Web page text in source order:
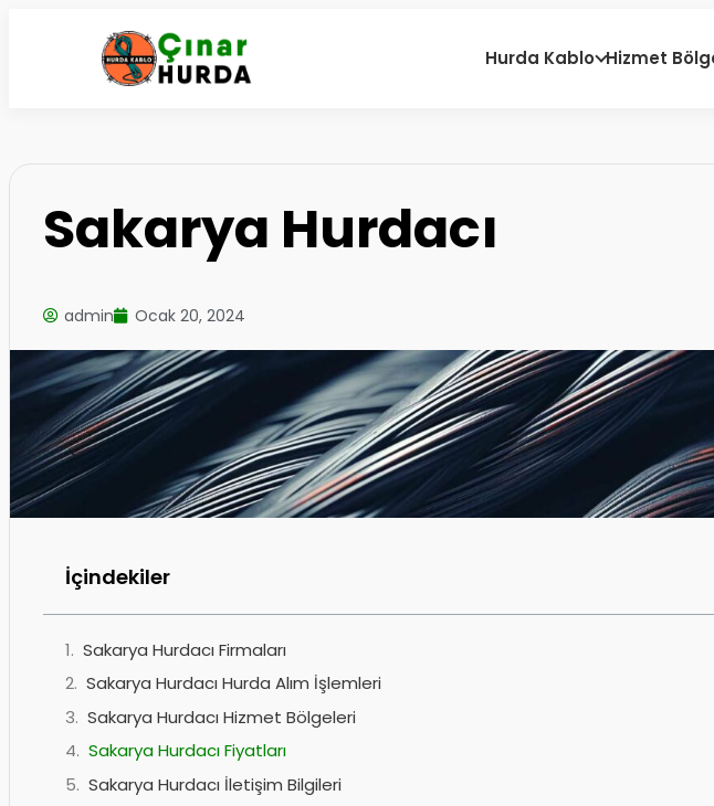
Hurda Kablo Hizmet
Sakarya Hurdacı
admin Ocak 20, 2024
İçindekiler
Sakarya Hurdacı Firmaları
Sakarya Hurdacı Hurda Alım İşlemleri
Sakarya Hurdacı Hizmet Bölgeleri
Sakarya Hurdacı Fiyatları
Sakarya Hurdacı İletişim Bilgileri